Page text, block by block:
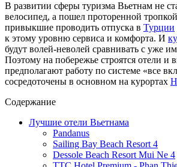
В развитии сферы туризма Вьетнам не
велосипед, а пошел проторенной
привыкшие проводить отпуска в Турции
к этому уровню сервиса и комфорта. И
будут волей-неволей сравнивать с уже
Поэтому на побережье строятся отели и
предполагают работу по системе «все
сосредоточены в основном на курортах
Содержание
Лучшие отели Вьетнама
Pandanus
Sailing Bay Beach Resort 4
Dessole Beach Resort Mui Ne 4